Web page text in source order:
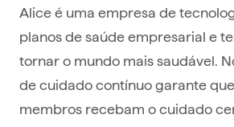
Alice é uma empresa de
planos de saúde empresarial e
tornar o mundo mais saudável.
de cuidado contínuo garante
membros recebam o cuidado